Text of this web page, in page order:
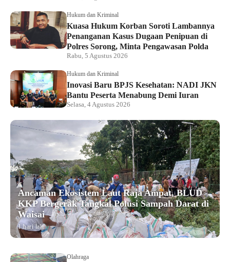
Hukum dan Kriminal
Kuasa Hukum Korban Soroti Lambannya
Penanganan Kasus Dugaan Penipuan di
Polres Sorong, Minta Pengawasan Polda
Rabu, 5 Agustus 2026
Hukum dan Kriminal
Inovasi Baru BPJS Kesehatan: NADI JKN
Bantu Peserta Menabung Demi Iuran
Selasa, 4 Agustus 2026
Ancaman Ekosistem Laut Raja Ampat, BLUD
KKP Bergerak Tangkal Polusi Sampah Darat di
Waisai
1 hari lalu
Olahraga